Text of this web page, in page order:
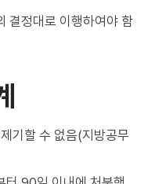
결정대로 이행하여야 함
기할 수 없음(지방공무